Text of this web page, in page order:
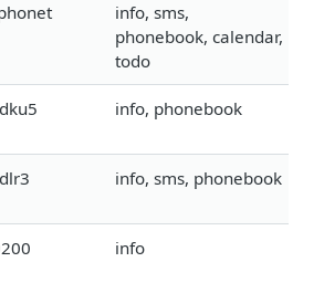
info, sms,
phonebook, calendar,
todo
info, phonebook
info, sms, phonebook
info